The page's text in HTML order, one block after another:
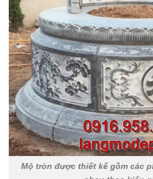
Mộ tròn được thiết kế gồm các